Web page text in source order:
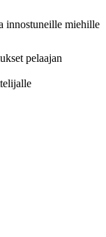
innostuneille miehille
pelaajan